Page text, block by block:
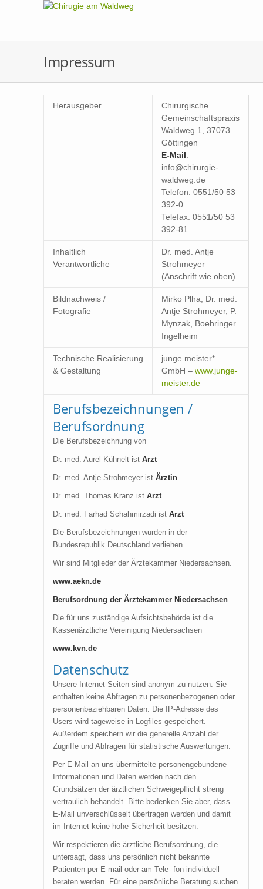
Impressum
Herausgeber
Chirurgische
Gemeinschaftspraxis
Waldweg 1, 37073
Göttingen
E-Mail:
info@chirurgie-
waldweg.de
Telefon: 0551/50 53
392-0
Telefax: 0551/50 53
392-81
Inhaltlich
Verantwortliche
Dr. med. Antje
Strohmeyer
(Anschrift wie oben)
Bildnachweis /
Fotografie
Mirko Plha, Dr. med.
Antje Strohmeyer, P.
Mynzak, Boehringer
Ingelheim
Technische Realisierung
& Gestaltung
junge meister*
GmbH – www.junge-
meister.de
Berufsbezeichnungen /
Berufsordnung
Die Berufsbezeichnung von
Dr. med. Aurel Kühnelt ist Arzt
Dr. med. Antje Strohmeyer ist Ärztin
Dr. med. Thomas Kranz ist Arzt
Dr. med. Farhad Schahmirzadi ist Arzt
Die Berufsbezeichnungen wurden in der
Bundesrepublik Deutschland verliehen.
Wir sind Mitglieder der Ärztekammer Niedersachsen.
www.aekn.de
Berufsordnung der Ärztekammer Niedersachsen
Die für uns zuständige Aufsichtsbehörde ist die
Kassenärztliche Vereinigung Niedersachsen
www.kvn.de
Datenschutz
Unsere Internet Seiten sind anonym zu nutzen. Sie
enthalten keine Abfragen zu personenbezogenen oder
personenbeziehbaren Daten. Die IP-Adresse des
Users wird tageweise in Logfiles gespeichert.
Außerdem speichern wir die generelle Anzahl der
Zugriffe und Abfragen für statistische Auswertungen.
Per E-Mail an uns übermittelte personengebundene
Informationen und Daten werden nach den
Grundsätzen der ärztlichen Schweigepflicht streng
vertraulich behandelt. Bitte bedenken Sie aber, dass
E-Mail unverschlüsselt übertragen werden und damit
im Internet keine hohe Sicherheit besitzen.
Wir respektieren die ärztliche Berufsordnung, die
untersagt, dass uns persönlich nicht bekannte
Patienten per E-mail oder am Tele- fon individuell
beraten werden. Für eine persönliche Beratung suchen